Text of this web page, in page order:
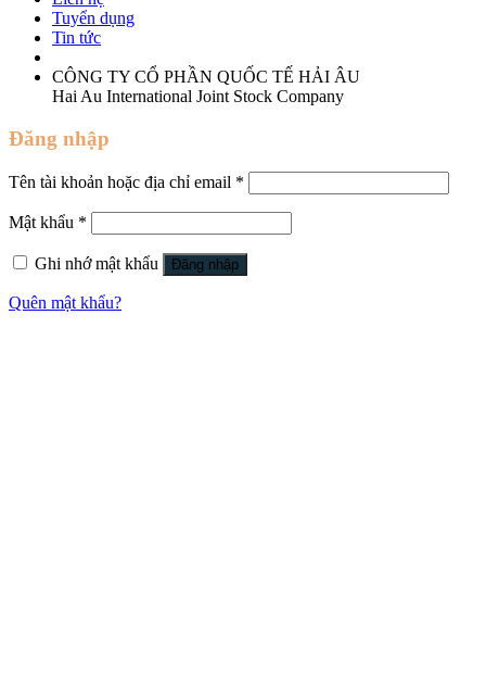
Tuyển dụng
Tin tức
CÔNG TY CỔ PHẦN QUỐC TẾ HẢI ÂU
Hai Au International Joint Stock Company
Đăng nhập
Tên tài khoản hoặc địa chỉ email *
Mật khẩu *
Ghi nhớ mật khẩu Đăng nhập
Quên mật khẩu?